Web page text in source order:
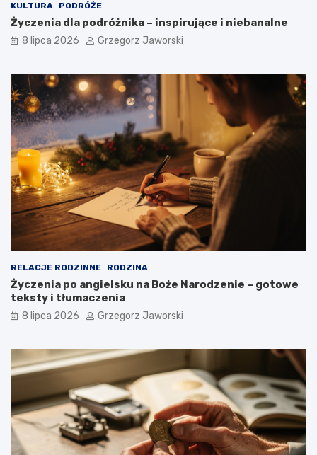
KULTURA PODRÓŻE
Życzenia dla podróżnika – inspirujące i niebanalne
8 lipca 2026 Grzegorz Jaworski
RELACJE RODZINNE RODZINA
Życzenia po angielsku na Boże Narodzenie – gotowe
teksty i tłumaczenia
8 lipca 2026 Grzegorz Jaworski